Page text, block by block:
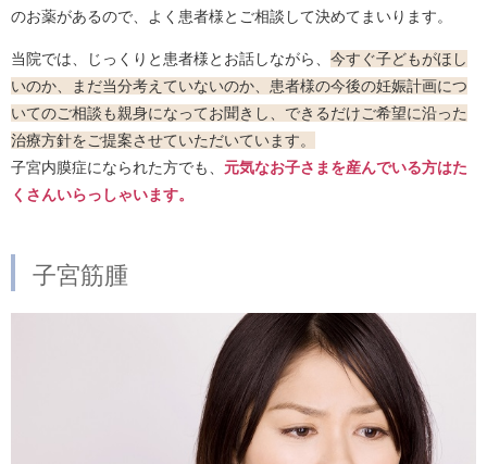
のお薬があるので、よく患者様とご相談して決めてまいります。
当院では、じっくりと患者様とお話しながら、 今すぐ子どもがほし
いのか、まだ当分考えていないのか、患者様の今後の妊娠計画につ
いてのご相談も親身になってお聞きし、できるだけご希望に沿った
治療方針をご提案させていただいています。
子宮内膜症になられた方でも、 元気なお子さまを産んでいる方はた
くさんいらっしゃいます。
子宮筋腫